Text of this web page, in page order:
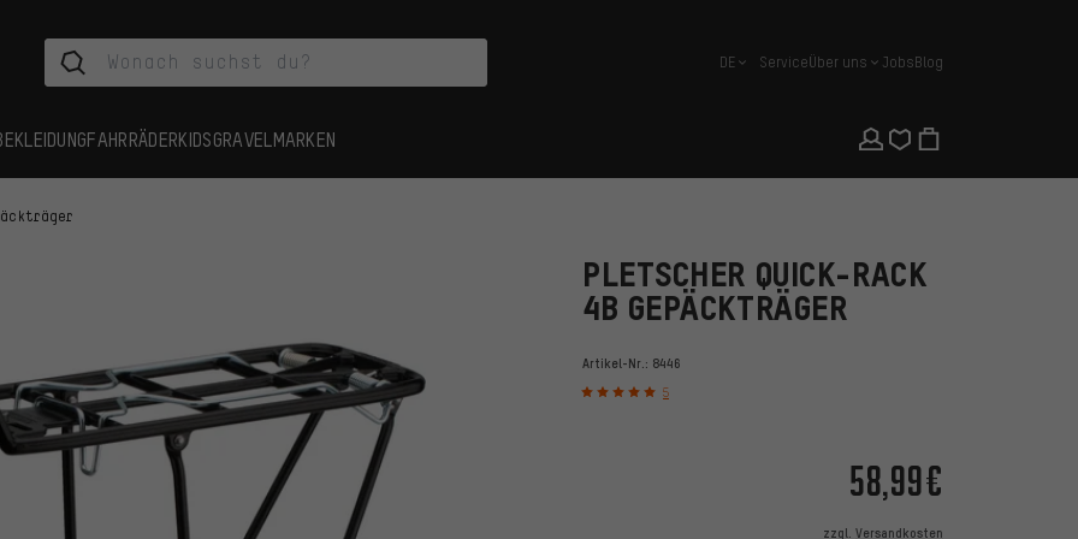
Deutsch
DE ServiceÜber uns JobsBlog
FAHRRÄDERKIDSGRAVEL MARKEN
PLETSCHER QUICK-RACK
4B GEPÄCKTRÄGER
Artikel-Nr.: 8446
5
58,99€
zzgl. Versandkosten